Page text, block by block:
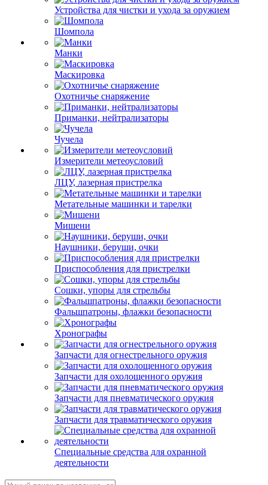
Устройства для чистки и ухода за оружием
Шомпола
Манки
Маскировка
Охотничье снаряжение
Приманки, нейтрализаторы
Чучела
Измерители метеоусловий
ЛЦУ, лазерная пристрелка
Метательные машинки и тарелки
Мишени
Наушники, беруши, очки
Приспособления для пристрелки
Сошки, упоры для стрельбы
Фальшпатроны, флажки безопасности
Хронографы
Запчасти для огнестрельного оружия
Запчасти для охолощенного оружия
Запчасти для пневматического оружия
Запчасти для травматического оружия
Специальные средства для охранной
деятельности